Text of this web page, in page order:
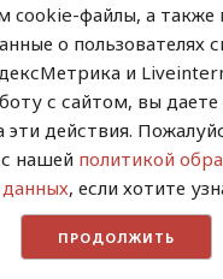
cookie-файлы, а также
о пользователях
и
с сайтом, вы
эти действия.
нашей политикой
, если хотите
ПРОДОЛЖИТЬ